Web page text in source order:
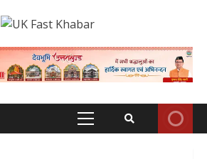
Primary